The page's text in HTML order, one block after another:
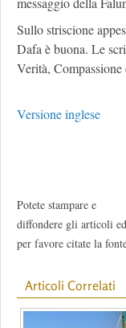
Sullo striscione
Dafa è buona. Le
Verità, Compassione
Versione inglese
Potete stampare e
diffondere gli articoli
per favore citate la
Articoli Correlati